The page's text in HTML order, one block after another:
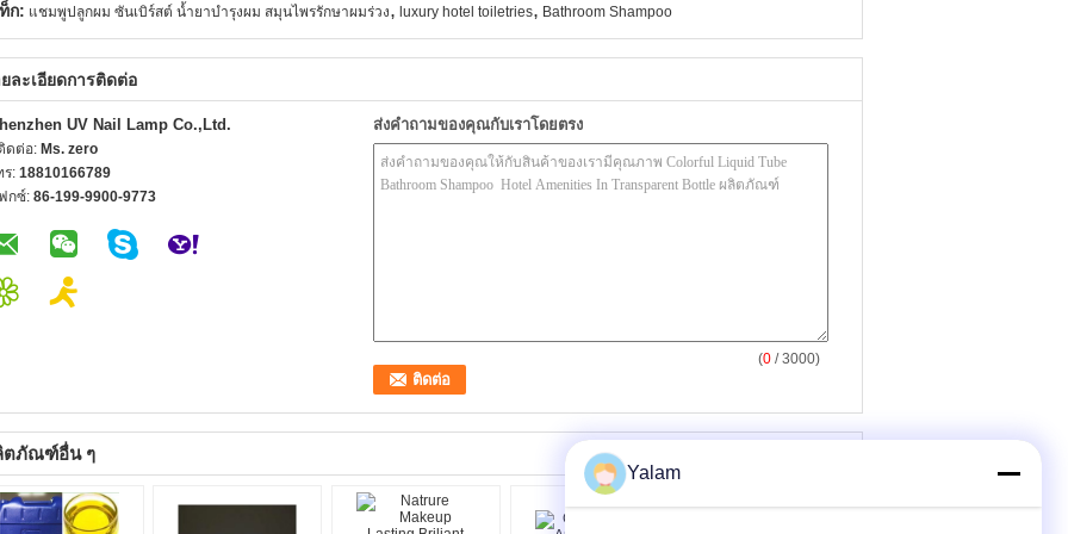
ก: แชมพูปลูกผม ซันเบิร์สต์ น้ำยาบำรุงผม สมุนไพรรักษาผมร่วง, luxury hotel toiletries, Bathroom Shampoo
ละเอียดการติดต่อ
UV Nail Lamp Co.,Ltd.
ดต่อ: Ms. zero
ร: 18810166789
กซ์: 86-199-9900-9773
ส่งคำถามของคุณกับเราโดยตรง
(0 / 3000)
ตภัณฑ์อื่น ๆ
Yalam